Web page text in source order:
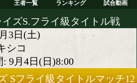
ト欄 王者一覧 ランキング
ャイズS.フライ級タイ
9月3日(土)